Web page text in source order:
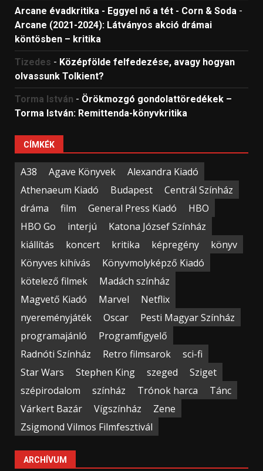
Arcane évadkritika - Eggyel nő a tét - Corn & Soda -
Arcane (2021-2024): Látványos akció drámai
köntösben – kritika
Tizedes - Középfölde felfedezése, avagy hogyan
olvassunk Tolkient?
Torma István - Örökmozgó gondolattöredékek –
Torma István: Remittenda-könyvkritika
CÍMKÉK
A38 Agave Könyvek
Alexandra Kiadó
Athenaeum Kiadó
Budapest
Centrál Színház
dráma
film General Press Kiadó
HBO
HBO Go
interjú
Katona József Színház
kiállítás
koncert kritika képregény
könyv
Könyves kihívás
Könyvmolyképző Kiadó
kötelező filmek
Madách színház
Magvető Kiadó
Marvel
Netflix
nyereményjáték
Oscar
Pesti Magyar Színház
programajánló
Programfigyelő
Radnóti Színház
Retro filmsarok
sci-fi
Star Wars
Stephen King szeged
Sziget
szépirodalom
színház Trónok harca
Tánc
Várkert Bazár
Vígszínház
Zene
Zsigmond Vilmos Filmfesztivál
ARCHÍVUM